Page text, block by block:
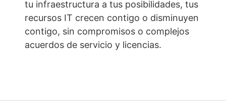
tu infraestructura a tus posibilidades, tus
recursos IT crecen contigo o disminuyen
contigo, sin compromisos o complejos
acuerdos de servicio y licencias.